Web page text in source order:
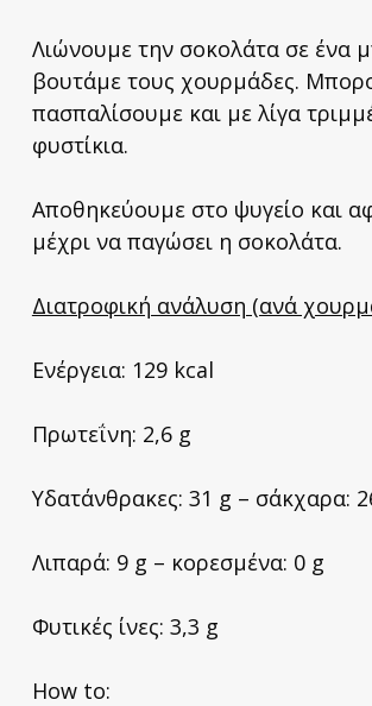
Λιώνουμε την σοκολάτα σε ένα
βουτάμε τους χουρμάδες.
πασπαλίσουμε και με λίγα
φυστίκια.
Αποθηκεύουμε στο ψυγείο και
μέχρι να παγώσει η σοκολάτα.
Διατροφική ανάλυση (ανά
Ενέργεια: 129 kcal
Πρωτεΐνη: 2,6 g
Υδατάνθρακες: 31 g – σάκχαρα:
Λιπαρά: 9 g – κορεσμένα: 0 g
Φυτικές ίνες: 3,3 g
How to: